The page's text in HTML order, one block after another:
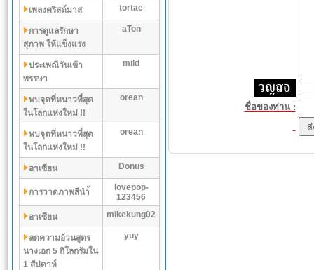
เพลงคริสต์มาส tortae
การดูแลรักษา
สุภาพ ให้แข็งแรง
aTon
ประเพณีวันเข้า
พรรษา
mild
พบจุดที่หนาวที่สุด
ในโลกเเห่งใหม่ !!
orean
พบจุดที่หนาวที่สุด
ในโลกเเห่งใหม่ !!
orean
อาเซียน Donus
การวาดภาพสีนำ้
lovepop-
123456
อาเซียน
mikekung02
ลดความอ้วนสูตร
นางเอก 5 กิโลกรัมใน
1 สัปดาห์
yuy
ชื่อของท่าน :